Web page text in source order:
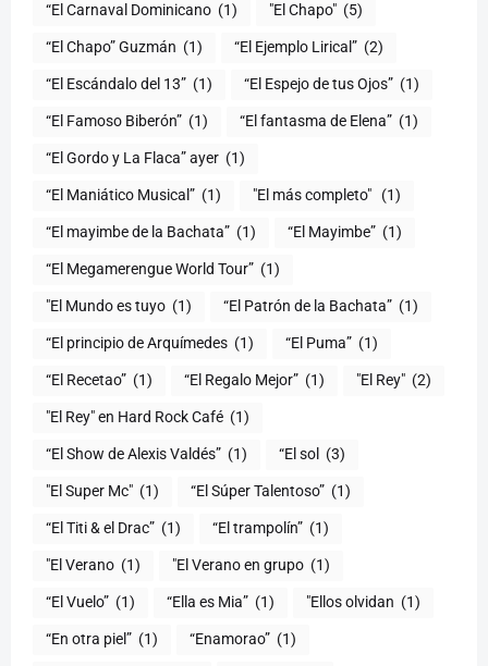
“El Carnaval Dominicano (1) "El Chapo" (5)
“El Chapo” Guzmán (1) “El Ejemplo Lirical” (2)
“El Escándalo del 13” (1) “El Espejo de tus Ojos” (1)
“El Famoso Biberón” (1) “El fantasma de Elena” (1)
“El Gordo y La Flaca” ayer (1)
“El Maniático Musical” (1) "El más completo" ​ (1)
“El mayimbe de la Bachata” (1) “El Mayimbe” (1)
“El Megamerengue World Tour” (1)
"El Mundo es tuyo (1) “El Patrón de la Bachata” (1)
“El principio de Arquímedes (1) “El Puma” (1)
“El Recetao” (1) “El Regalo Mejor” (1) "El Rey" (2)
"El Rey" en Hard Rock Café (1)
“El Show de Alexis Valdés” (1) “El sol (3)
"El Super Mc" (1) (1)
“El Titi & el Drac” (1) “El trampolín” (1)
"El Verano (1) "El Verano en grupo (1)
(1) “Ella es Mia” (1) "Ellos olvidan (1)
“En otra piel” (1) “Enamorao” (1)